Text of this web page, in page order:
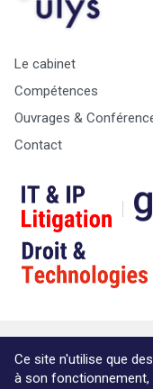
Le cabinet
Compétences
Ouvrages &
Contact
© Copyright Max & Zoé
informations légales
Ce site n'utilise que
à son fonctionnement,